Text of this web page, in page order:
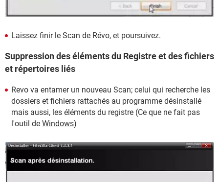
Laissez finir le Scan de Révo, et poursuivez.
Suppression des éléments du Registre et des fichiers
et répertoires liés
Revo va entamer un nouveau Scan; celui qui recherche les
dossiers et fichiers rattachés au programme désinstallé
mais aussi, les éléments du registre (Ce que ne fait pas
l'outil de Windows)